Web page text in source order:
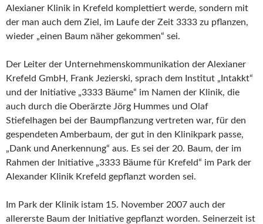
Alexianer Klinik in Krefeld komplettiert werde, sondern mit
der man auch dem Ziel, im Laufe der Zeit 3333 zu pflanzen,
wieder „einen Baum näher gekommen“ sei.
Der Leiter der Unternehmenskommunikation der Alexianer
Krefeld GmbH, Frank Jezierski, sprach dem Institut „Intakkt“
und der Initiative „3333 Bäume“ im Namen der Klinik, die
auch durch die Oberärzte Jörg Hummes und Olaf
Stiefelhagen bei der Baumpflanzung vertreten war, für den
gespendeten Amberbaum, der gut in den Klinikpark passe,
„Dank und Anerkennung“ aus. Es sei der 20. Baum, der im
Rahmen der Initiative „3333 Bäume für Krefeld“ im Park der
Alexander Klinik Krefeld gepflanzt worden sei.
Im Park der Klinik istam 15. November 2007 auch der
allererste Baum der Initiative gepflanzt worden. Seinerzeit ist